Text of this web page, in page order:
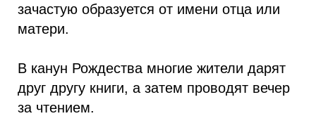
зачастую образуется от имени отца или
матери.
В канун Рождества многие жители дарят
друг другу книги, а затем проводят вечер
за чтением.